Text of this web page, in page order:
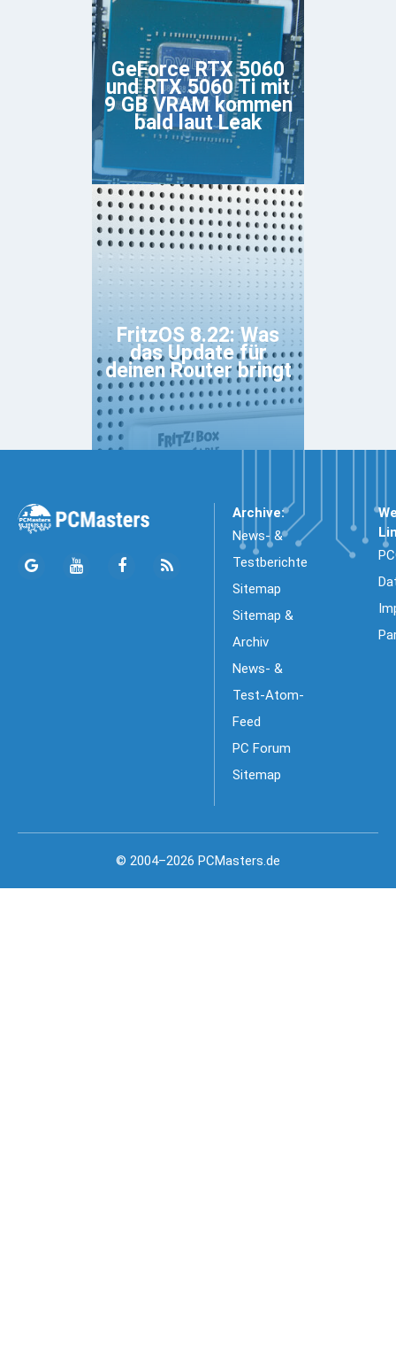
GeForce RTX 5060
und RTX 5060 Ti mit
9 GB VRAM kommen
bald laut Leak
FritzOS 8.22: Was
das Update für
deinen Router bringt
Archive:
News- &
Testberichte
Sitemap
Sitemap &
Archiv
News- &
Test-Atom-
Feed
PC Forum
Sitemap
© 2004–2026 PCMasters.de